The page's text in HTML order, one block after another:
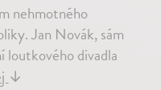
nehmotného
Jan Novák, sám
loutkového divadla
↓